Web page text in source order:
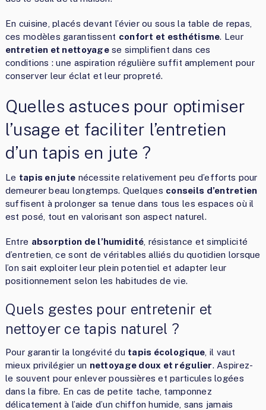
En cuisine, placés devant l’évier ou sous la table de repas,
ces modèles garantissent confort et esthétisme. Leur
entretien et nettoyagese simplifient dans ces
conditions : une aspiration régulière suffit amplement pour
conserver leur éclat et leur propreté.
Quelles astuces pour optimiser
l’usage et faciliter l’entretien
d’un tapis en jute ?
Le tapis en jute nécessite relativement peu d’efforts pour
demeurer beau longtemps. Quelques conseils d’entretien
suffisent à prolonger sa tenue dans tous les espaces où il
est posé, tout en valorisant son aspect naturel.
Entre absorption de l’humidité , résistance et simplicité
d’entretien, ce sont de véritables alliés du quotidien lorsque
l’on sait exploiter leur plein potentiel et adapter leur
positionnement selon les habitudes de vie.
Quels gestes pour entretenir et
nettoyer ce tapis naturel ?
Pour garantir la longévité du tapis écologique , il vaut
mieux privilégier un nettoyage doux et régulier. Aspirez-
le souvent pour enlever poussières et particules logées
dans la fibre. En cas de petite tache, tamponnez
délicatement à l’aide d’un chiffon humide, sans jamais